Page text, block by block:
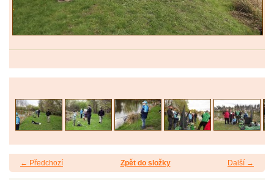
← Předchozí Další →
Zpět do složky